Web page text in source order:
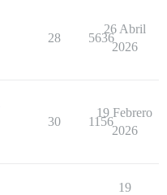
28 5636
26 Abril
2026
30 1156
19 Febrero
2026
19